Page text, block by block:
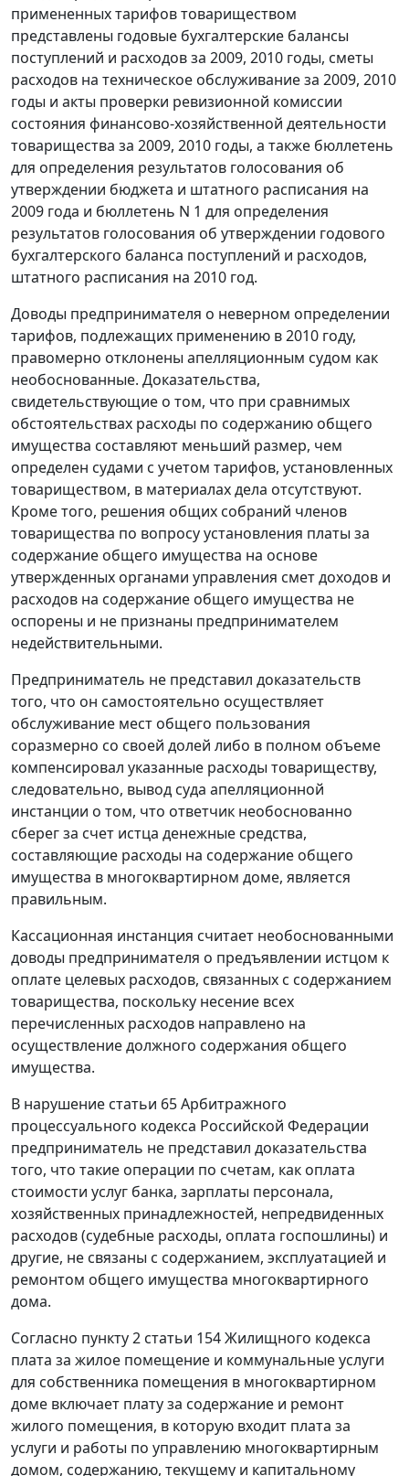
примененных тарифов товариществом
представлены годовые бухгалтерские балансы
поступлений и расходов за 2009, 2010 годы, сметы
расходов на техническое обслуживание за 2009, 2010
годы и акты проверки ревизионной комиссии
состояния финансово-хозяйственной деятельности
товарищества за 2009, 2010 годы, а также бюллетень
для определения результатов голосования об
утверждении бюджета и штатного расписания на
2009 года и бюллетень N 1 для определения
результатов голосования об утверждении годового
бухгалтерского баланса поступлений и расходов,
штатного расписания на 2010 год.
Доводы предпринимателя о неверном определении
тарифов, подлежащих применению в 2010 году,
правомерно отклонены апелляционным судом как
необоснованные. Доказательства,
свидетельствующие о том, что при сравнимых
обстоятельствах расходы по содержанию общего
имущества составляют меньший размер, чем
определен судами с учетом тарифов, установленных
товариществом, в материалах дела отсутствуют.
Кроме того, решения общих собраний членов
товарищества по вопросу установления платы за
содержание общего имущества на основе
утвержденных органами управления смет доходов и
расходов на содержание общего имущества не
оспорены и не признаны предпринимателем
недействительными.
Предприниматель не представил доказательств
того, что он самостоятельно осуществляет
обслуживание мест общего пользования
соразмерно со своей долей либо в полном объеме
компенсировал указанные расходы товариществу,
следовательно, вывод суда апелляционной
инстанции о том, что ответчик необоснованно
сберег за счет истца денежные средства,
составляющие расходы на содержание общего
имущества в многоквартирном доме, является
правильным.
Кассационная инстанция считает необоснованными
доводы предпринимателя о предъявлении истцом к
оплате целевых расходов, связанных с содержанием
товарищества, поскольку несение всех
перечисленных расходов направлено на
осуществление должного содержания общего
имущества.
В нарушение статьи 65Арбитражного
процессуального кодекса Российской Федерации
предприниматель не представил доказательства
того, что такие операции по счетам, как оплата
стоимости услуг банка, зарплаты персонала,
хозяйственных принадлежностей, непредвиденных
расходов (судебные расходы, оплата госпошлины) и
другие, не связаны с содержанием, эксплуатацией и
ремонтом общего имущества многоквартирного
дома.
Согласно пункту 2 статьи 154Жилищного кодекса
плата за жилое помещение и коммунальные услуги
для собственника помещения в многоквартирном
доме включает плату за содержание и ремонт
жилого помещения, в которую входит плата за
услуги и работы по управлению многоквартирным
домом, содержанию, текущему и капитальному